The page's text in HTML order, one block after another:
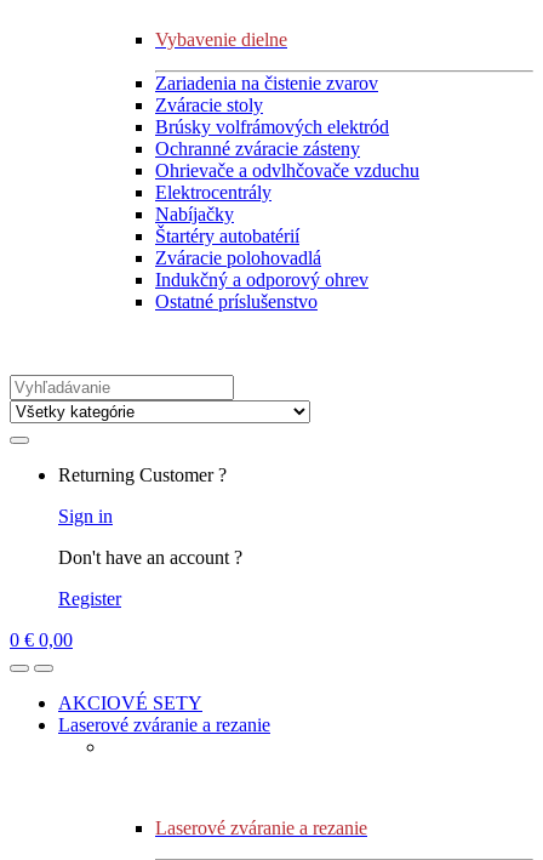
Vybavenie dielne
Zariadenia na čistenie zvarov
Zváracie stoly
Brúsky volfrámových elektród
Ochranné zváracie zásteny
Ohrievače a odvlhčovače vzduchu
Elektrocentrály
Nabíjačky
Štartéry autobatérií
Zváracie polohovadlá
Indukčný a odporový ohrev
Ostatné príslušenstvo
Search
for:
Returning Customer ?
Sign in
Don't have an account ?
Register
0 € 0,00
AKCIOVÉ SETY
Laserové zváranie a rezanie
Laserové zváranie a rezanie